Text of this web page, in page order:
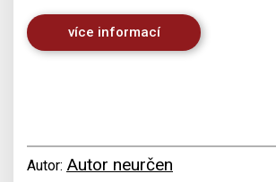
více informací
Autor: Autor neurčen